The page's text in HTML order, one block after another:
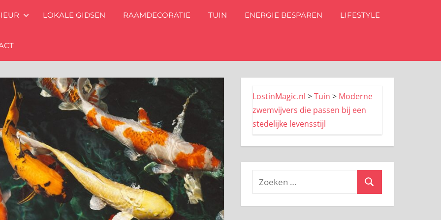
LOKALE GIDSEN RAAMDECORATIE TUIN ENERGIE BESPAREN LIFESTYLE
LostinMagic.nl >Tuin > Moderne
zwemvijvers die passen bij een
stedelijke levensstijl
Zoeken
Zoeken